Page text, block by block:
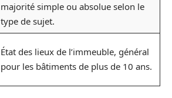
majorité simple ou absolue selon le
type de sujet.
État des lieux de l’immeuble, général
pour les bâtiments de plus de 10 ans.